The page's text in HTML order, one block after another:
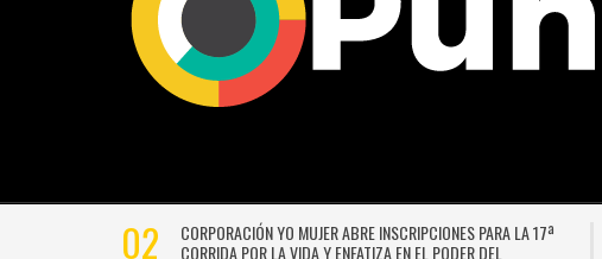
02
CORPORACIÓN YO MUJER ABRE INSCRIPCIONES PARA LA 17ª
CORRIDA POR LA VIDA Y ENFATIZA EN EL PODER DEL